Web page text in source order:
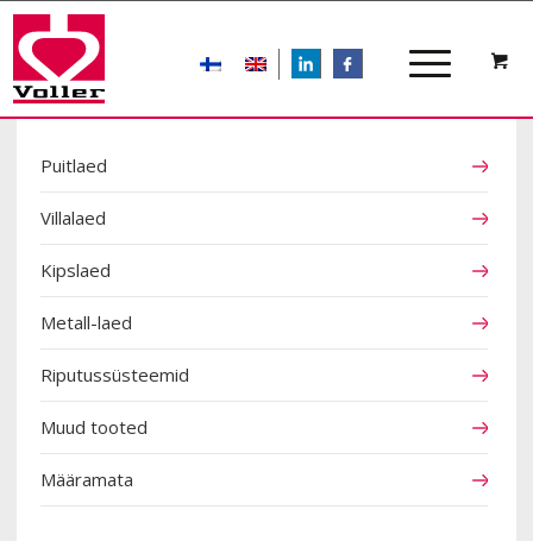
LIn
TOOTEKATEGOORIAD
Puitlaed
Villalaed
Kipslaed
Metall-laed
Riputussüsteemid
Muud tooted
Määramata